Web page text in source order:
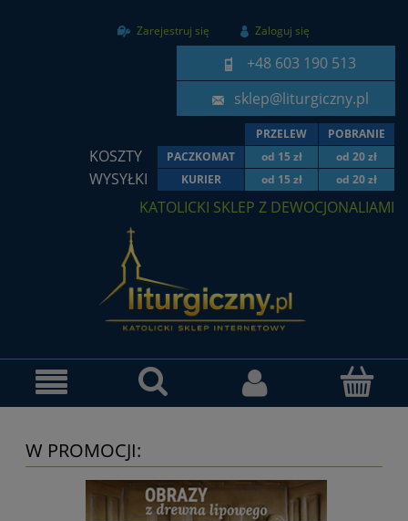
Zarejestruj się Zaloguj się
+48 603 190 513
sklep@liturgiczny.pl
PRZELEW POBRANIE
KOSZTY PACZKOMAT od 15 zł od 20 zł
WYSYŁKI KURIER od 15 zł od 20 zł
KATOLICKI SKLEP Z DEWOCJONALIAMI
W PROMOCJI: